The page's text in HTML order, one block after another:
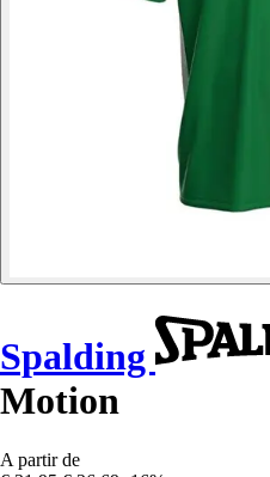
Spalding
Motion
A partir de